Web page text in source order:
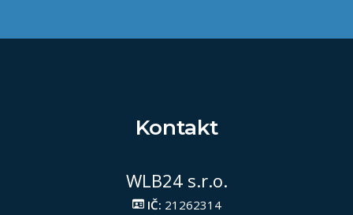
Kontakt
WLB24 s.r.o.
IČ: 21262314